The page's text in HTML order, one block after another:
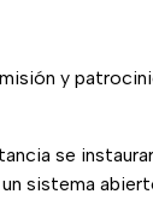
y
se
sistema